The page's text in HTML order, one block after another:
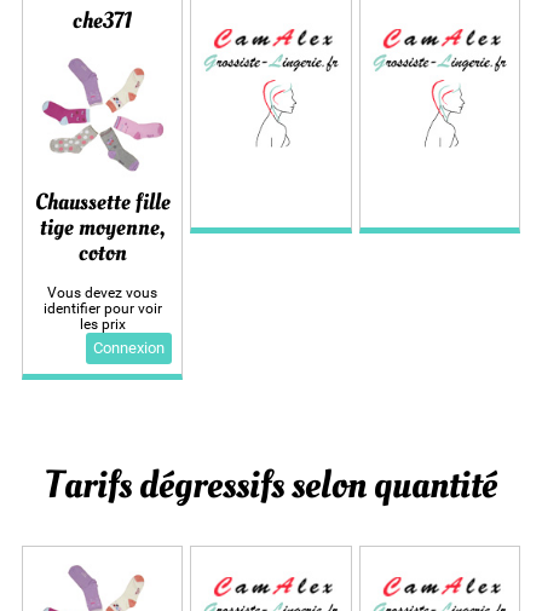
che371
Chaussette fille
tige moyenne,
coton
Vous devez vous
identifier pour voir
les prix
Connexion
Tarifs dégressifs selon quantité